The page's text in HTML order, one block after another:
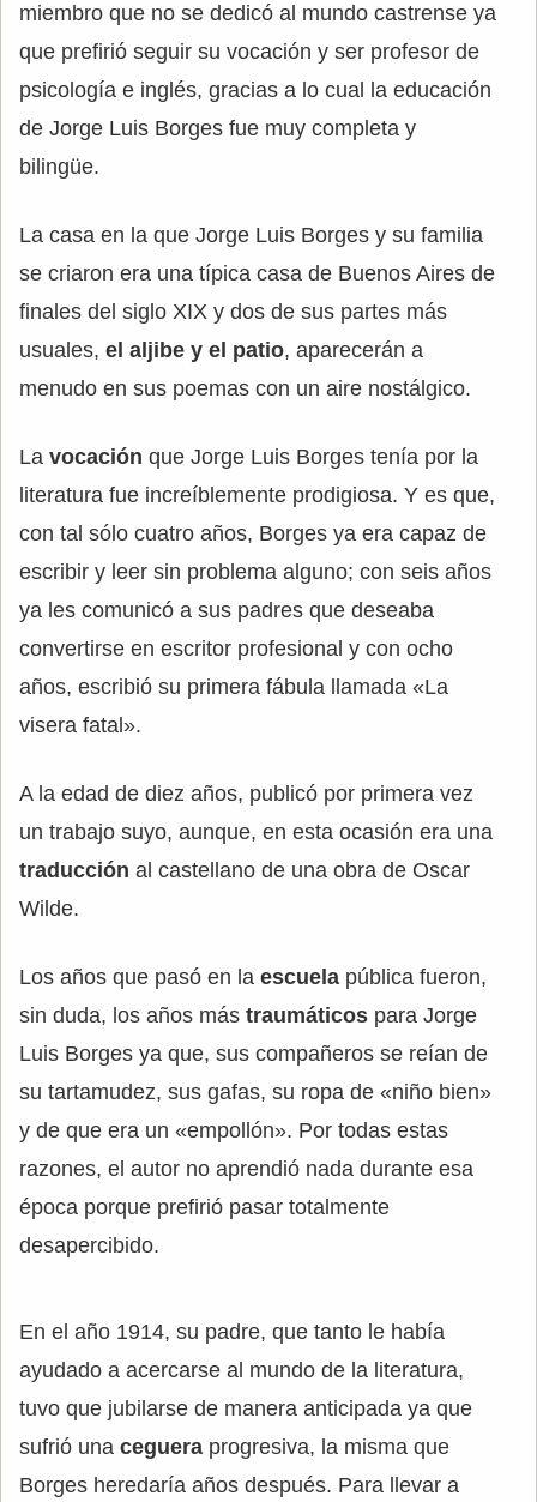
miembro que no se dedicó al mundo castrense ya
que prefirió seguir su vocación y ser profesor de
psicología e inglés, gracias a lo cual la educación
de Jorge Luis Borges fue muy completa y
bilingüe.
La casa en la que Jorge Luis Borges y su familia
se criaron era una típica casa de Buenos Aires de
finales del siglo XIX y dos de sus partes más
usuales, el aljibe y el patio, aparecerán a
menudo en sus poemas con un aire nostálgico.
La vocación que Jorge Luis Borges tenía por la
literatura fue increíblemente prodigiosa. Y es que,
con tal sólo cuatro años, Borges ya era capaz de
escribir y leer sin problema alguno; con seis años
ya les comunicó a sus padres que deseaba
convertirse en escritor profesional y con ocho
años, escribió su primera fábula llamada «La
visera fatal».
A la edad de diez años, publicó por primera vez
un trabajo suyo, aunque, en esta ocasión era una
traducción al castellano de una obra de Oscar
Wilde.
Los años que pasó en la escuela pública fueron,
sin duda, los años más traumáticos para Jorge
Luis Borges ya que, sus compañeros se reían de
su tartamudez, sus gafas, su ropa de «niño bien»
y de que era un «empollón». Por todas estas
razones, el autor no aprendió nada durante esa
época porque prefirió pasar totalmente
desapercibido.
En el año 1914, su padre, que tanto le había
ayudado a acercarse al mundo de la literatura,
tuvo que jubilarse de manera anticipada ya que
sufrió una ceguera progresiva, la misma que
Borges heredaría años después. Para llevar a